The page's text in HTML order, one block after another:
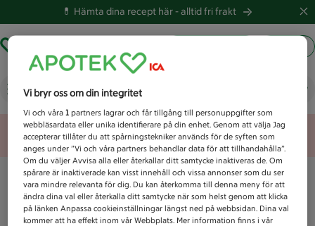
💊 Hämta dina recept här -alltid fri frakt
Spray
Unknown error
Vi bryr oss om din integritet
Vi och våra1 partners lagrar och får tillgång till personuppgifter som
webbläsardata eller unika identifierare på din enhet. Genom att välja Jag
accepterar tillåter du att spårningstekniker används för de syften som
anges under ”Vi och våra partners behandlar data för att tillhandahålla”.
Om du väljer Avvisa alla eller återkallar ditt samtycke inaktiveras de. Om
spårare är inaktiverade kan visst innehåll och vissa annonser som du ser
vara mindre relevanta för dig. Du kan återkomma till denna meny för att
ändra dina val eller återkalla ditt samtycke när som helst genom att klicka
på länken Anpassa cookieinställningar längst ned på webbsidan. Dina val
kommer att ha effekt inom vår Webbplats. Mer information finns i vår